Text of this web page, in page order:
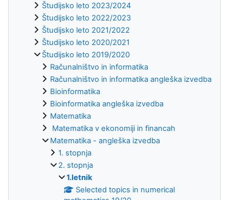
Študijsko leto 2023/2024
Študijsko leto 2022/2023
Študijsko leto 2021/2022
Študijsko leto 2020/2021
Študijsko leto 2019/2020
Računalništvo in informatika
Računalništvo in informatika angleška izvedba
Bioinformatika
Bioinformatika angleška izvedba
Matematika
Matematika v ekonomiji in financah
Matematika - angleška izvedba
1. stopnja
2. stopnja
1.letnik
Selected topics in numerical